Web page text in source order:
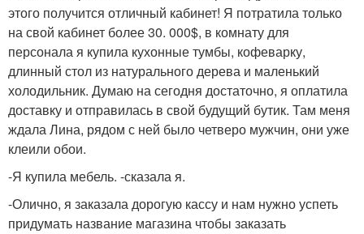
этого получится отличный кабинет! Я потратила только
на свой кабинет более 30. 000$, в комнату для
персонала я купила кухонные тумбы, кофеварку,
длинный стол из натурального дерева и маленький
холодильник. Думаю на сегодня достаточно, я оплатила
доставку и отправилась в свой будущий бутик. Там меня
ждала Лина, рядом с ней было четверо мужчин, они уже
клеили обои.
-Я купила мебель. -сказала я.
-Олично, я заказала дорогую кассу и нам нужно успеть
придумать название магазина чтобы заказать